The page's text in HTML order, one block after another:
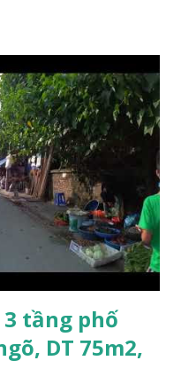
có thương lượng với
Tết Âm lịch; Thông tin
Cổ Linh cần bán
ngõ 206 đường Cổ Linh,
cửa; * Cách chợ tạm
* Cách mặt đường Cổ
Aeon Mall Long Biên
Tuy khoảng 300m; *
cấ...
3 tầng phố
DT 75m2,